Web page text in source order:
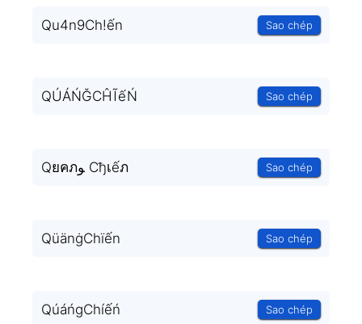
Qu4n9Ch!ến Sao chép
QÚÁŃĞCĤĨếŃ Sao chép
Qยคภﻮ Cђเếภ Sao chép
QüänġChïến Sao chép
QúáńgChíếń Sao chép